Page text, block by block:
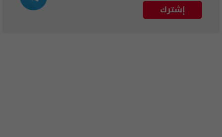
إشترك